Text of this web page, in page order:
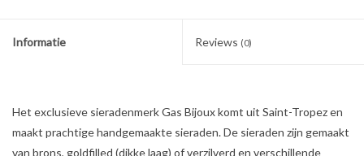
Informatie Reviews (0)
Het exclusieve sieradenmerk Gas Bijoux komt uit Saint-Tropez en
maakt prachtige handgemaakte sieraden. De sieraden zijn gemaakt
van brons, goldfilled (dikke laag) of verzilverd en verschillende